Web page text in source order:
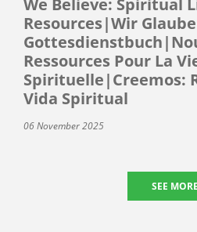
We Believe: Spiritual
Resources|Wir
Ressources Pour La
Spirituelle|Creemos:
Vida Spiritual
06 November 2025
SEE MORE